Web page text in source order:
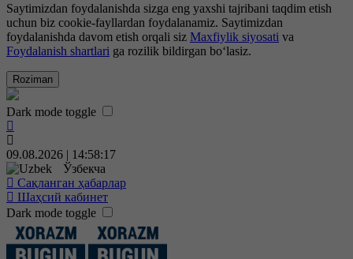
Saytimizdan foydalanishda sizga eng yaxshi tajribani taqdim etish
uchun biz cookie-fayllardan foydalanamiz. Saytimizdan
foydalanishda davom etish orqali siz Maxfiylik siyosati va
Foydalanish shartlari ga rozilik bildirgan bo‘lasiz.
Roziman
Dark mode toggle
09.08.2026 | 14:58:17
Ўзбекча
Сақланган ҳабарлар
Шаҳсий кабинет
Dark mode toggle